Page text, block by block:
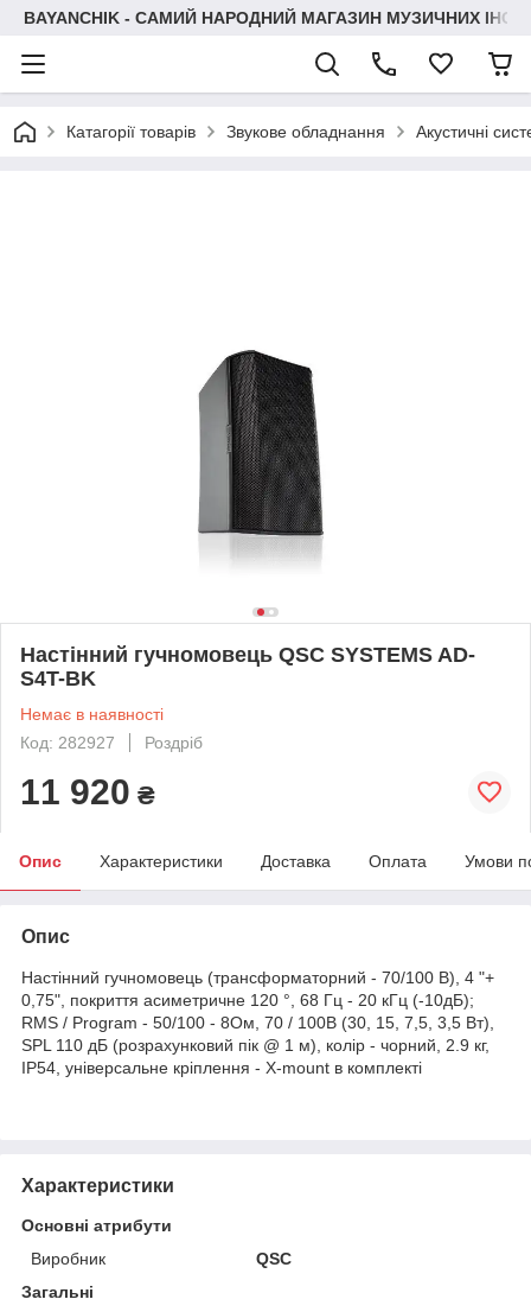
BAYANCHIK - САМИЙ НАРОДНИЙ МАГАЗИН МУЗИЧНИХ
Катагорії товарів Звукове обладнання Акустичні
Настінний гучномовець QSC SYSTEMS AD-
S4T-BK
Немає в наявності
Код: 282927
Роздріб
11 920 ₴
Опис Характеристики Доставка Оплата Умови
Опис
Настінний гучномовець (трансформаторний - 70/100 В), 4 "+
0,75", покриття асиметричне 120 °, 68 Гц - 20 кГц (-10дБ);
RMS / Program - 50/100 - 8Ом, 70 / 100В (30, 15, 7,5, 3,5 Вт),
SPL 110 дБ (розрахунковий пік @ 1 м), колір - чорний, 2.9 кг,
IP54, універсальне кріплення - X-mount в комплекті
Характеристики
Основні атрибути
Виробник
QSC
Загальні